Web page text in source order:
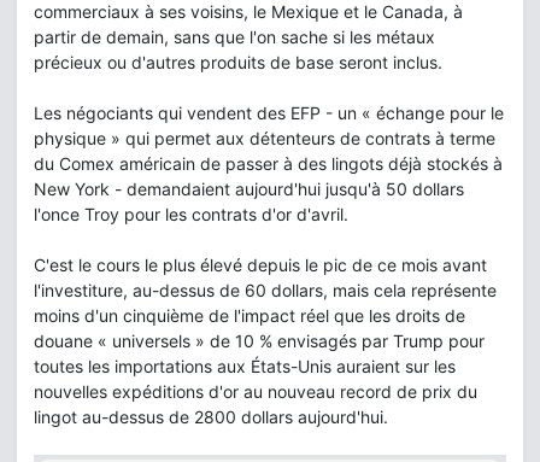
commerciaux à ses voisins, le Mexique et le Canada, à
partir de demain, sans que l'on sache si les métaux
précieux ou d'autres produits de base seront inclus.
Les négociants qui vendent des EFP - un « échange pour le
physique » qui permet aux détenteurs de contrats à terme
du Comex américain de passer à des lingots déjà stockés à
New York - demandaient aujourd'hui jusqu'à 50 dollars
l'once Troy pour les contrats d'or d'avril.
C'est le cours le plus élevé depuis le pic de ce mois avant
l'investiture, au-dessus de 60 dollars, mais cela représente
moins d'un cinquième de l'impact réel que les droits de
douane « universels » de 10 % envisagés par Trump pour
toutes les importations aux États-Unis auraient sur les
nouvelles expéditions d'or au nouveau record de prix du
lingot au-dessus de 2800 dollars aujourd'hui.